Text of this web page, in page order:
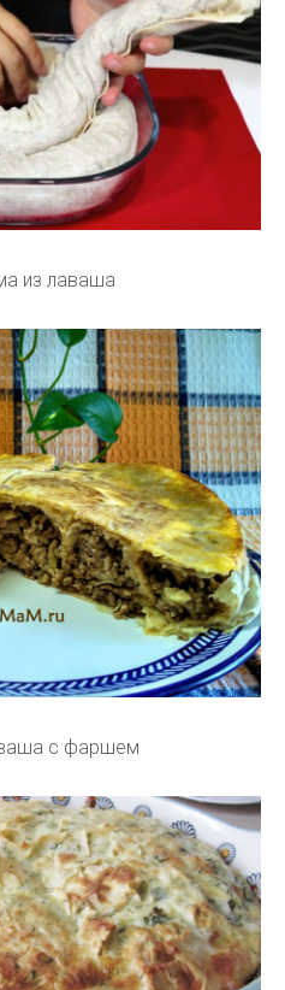
из лаваша
с фаршем